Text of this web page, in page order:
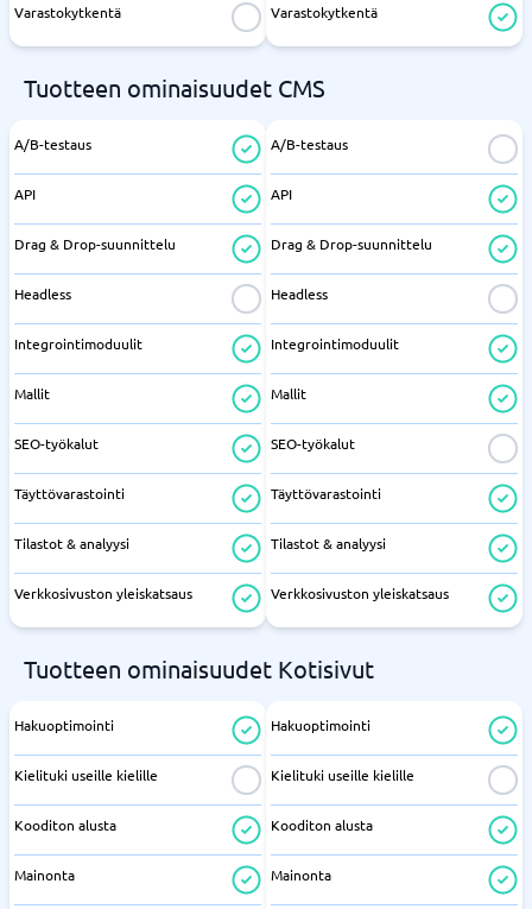
Varastokytkentä Varastokytkentä
Tuotteen ominaisuudet CMS
A/B-testaus
API
Drag & Drop-suunnittelu
Headless
Integrointimoduulit
Mallit
SEO-työkalut
Täyttövarastointi
Tilastot & analyysi
Verkkosivuston yleiskatsaus
A/B-testaus
API
Drag & Drop-suunnittelu
Headless
Integrointimoduulit
Mallit
SEO-työkalut
Täyttövarastointi
Tilastot & analyysi
Verkkosivuston yleiskatsaus
Tuotteen ominaisuudet Kotisivut
Hakuoptimointi
Kielituki useille kielille
Kooditon alusta
Mainonta
Hakuoptimointi
Kielituki useille kielille
Kooditon alusta
Mainonta